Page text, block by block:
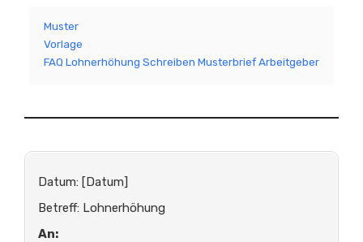
Muster
Vorlage
FAQ Lohnerhöhung Schreiben Musterbrief Arbeitgeber
Datum: [Datum]
Betreff: Lohnerhöhung
An: